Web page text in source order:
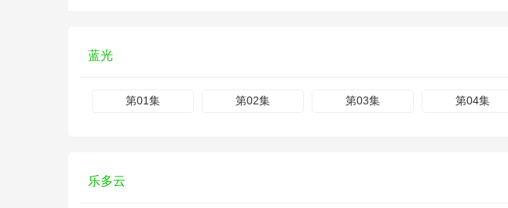
蓝光
第01集 第02集 第03集 第04集
乐多云